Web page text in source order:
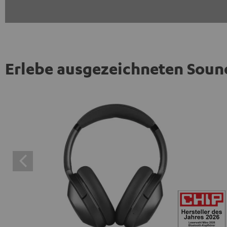
Erlebe ausgezeichneten